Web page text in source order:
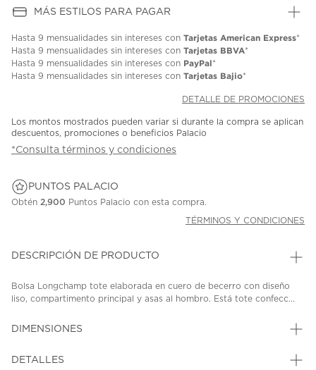
MÁS ESTILOS PARA PAGAR
Hasta 9 mensualidades sin intereses con Tarjetas American Express*
Hasta 9 mensualidades sin intereses con Tarjetas BBVA*
Hasta 9 mensualidades sin intereses con PayPal*
Hasta 9 mensualidades sin intereses con Tarjetas Bajio*
DETALLE DE PROMOCIONES
Los montos mostrados pueden variar si durante la compra se aplican
descuentos, promociones o beneficios Palacio
*Consulta términos y condiciones
PUNTOS PALACIO
Obtén 2,900 Puntos Palacio con esta compra.
TÉRMINOS Y CONDICIONES
DESCRIPCIÓN DE PRODUCTO
Bolsa Longchamp tote elaborada en cuero de becerro con diseño
liso, compartimento principal y asas al hombro. Está tote confecc...
DIMENSIONES
DETALLES